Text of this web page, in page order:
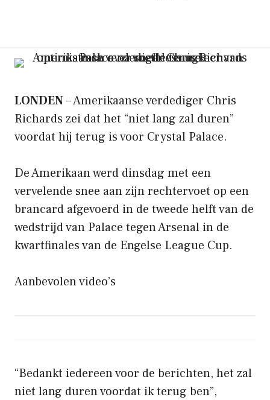
LONDEN– Amerikaanse verdediger Chris
Richards zei dat het “niet lang zal duren”
voordat hij terug is voor Crystal Palace.
De Amerikaan werd dinsdag met een
vervelende snee aan zijn rechtervoet op een
brancard afgevoerd in de tweede helft van de
wedstrijd van Palace tegen Arsenal in de
kwartfinales van de Engelse League Cup.
Aanbevolen video’s
“Bedankt iedereen voor de berichten, het zal
niet lang duren voordat ik terug ben”,